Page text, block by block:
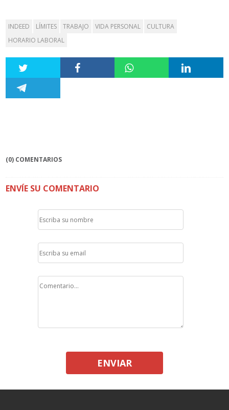
INDEED LÍMITES TRABAJO VIDA PERSONAL
CULTURA
HORARIO LABORAL
(0) COMENTARIOS
ENVÍE SU COMENTARIO
ENVIAR